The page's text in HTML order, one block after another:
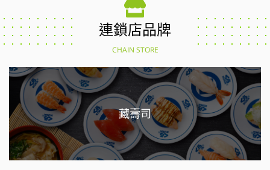
連鎖店品牌
CHAIN STORE
藏壽司